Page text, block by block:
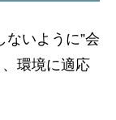
ないように”会
環境に適応